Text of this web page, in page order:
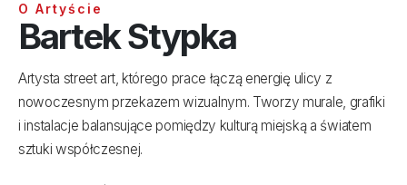
O Artyście
Bartek Stypka
Artysta street art, którego prace łączą energię ulicy z
nowoczesnym przekazem wizualnym. Tworzy murale, grafiki
i instalacje balansujące pomiędzy kulturą miejską a światem
sztuki współczesnej.